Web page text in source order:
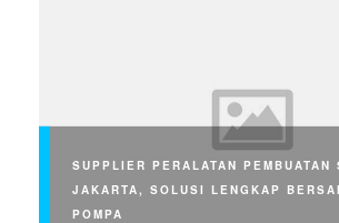
SUPPLIER PERALATAN PEMBUATAN
JAKARTA, SOLUSI LENGKAP
POMPA